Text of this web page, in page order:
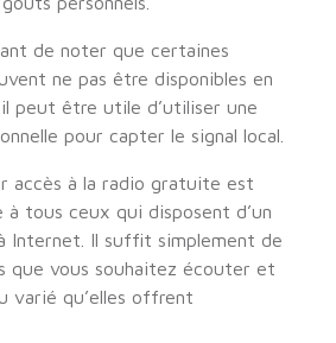
de noter que certaines
ne pas être disponibles en
il peut être utile d’utiliser une
pour capter le signal local.
accès à la radio gratuite est
à tous ceux qui disposent d’un
Internet. Il suffit simplement de
que vous souhaitez écouter et
varié qu’elles offrent